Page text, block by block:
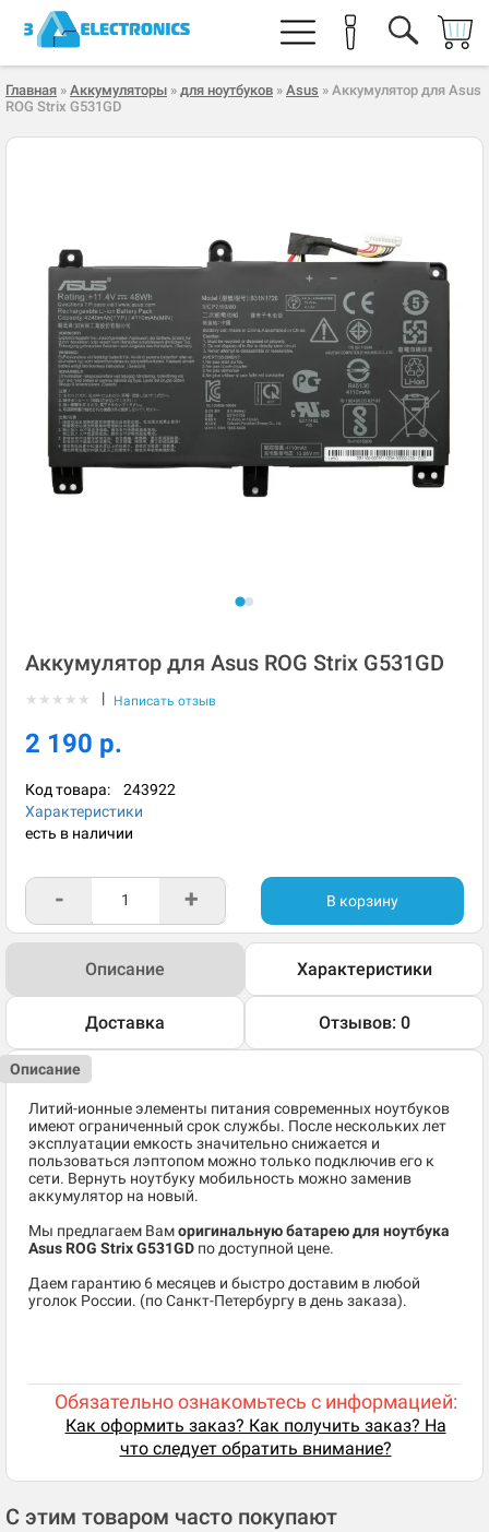
Главная » Аккумуляторы » для ноутбуков » Asus » Аккумулятор для Asus
ROG Strix G531GD
Аккумулятор для Asus ROG Strix G531GD
★ ★ ★ ★ ★ | Написать отзыв
2 190 р.
Код товара: 243922
Характеристики
есть в наличии
- + В корзину
Описание Характеристики
Доставка Отзывов: 0
Описание
Литий-ионные элементы питания современных ноутбуков
имеют ограниченный срок службы. После нескольких лет
эксплуатации емкость значительно снижается и
пользоваться лэптопом можно только подключив его к
сети. Вернуть ноутбуку мобильность можно заменив
аккумулятор на новый.
Мы предлагаем Ваморигинальную батарею для ноутбука
Asus ROG Strix G531GD по доступной цене.
Даем гарантию 6 месяцев и быстро доставим в любой
уголок России. (по Санкт-Петербургу в день заказа).
Обязательно ознакомьтесь с информацией:
Как оформить заказ? Как получить заказ? На
что следует обратить внимание?
С этим товаром часто покупают